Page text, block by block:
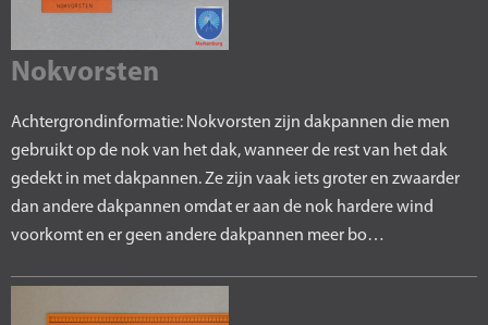
Nokvorsten
Achtergrondinformatie: Nokvorsten zijn dakpannen die men
gebruikt op de nok van het dak, wanneer de rest van het dak
gedekt in met dakpannen. Ze zijn vaak iets groter en zwaarder
dan andere dakpannen omdat er aan de nok hardere wind
voorkomt en er geen andere dakpannen meer bo…